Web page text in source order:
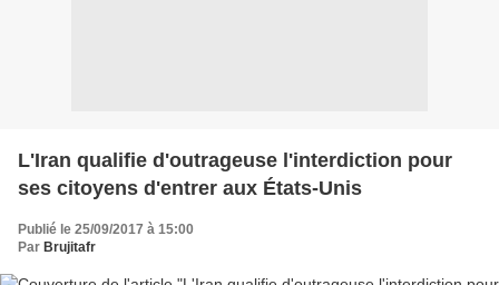
L'Iran qualifie d'outrageuse l'interdiction pour
ses citoyens d'entrer aux États-Unis
Publié le 25/09/2017 à 15:00
Par Brujitafr